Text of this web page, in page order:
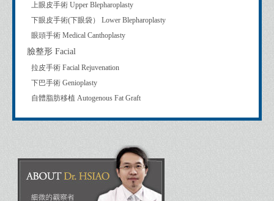
上眼皮手術 Upper Blepharoplasty
下眼皮手術(下眼袋） Lower Blepharoplasty
眼頭手術 Medical Canthoplasty
臉整形 Facial
拉皮手術 Facial Rejuvenation
下巴手術 Genioplasty
自體脂肪移植 Autogenous Fat Graft